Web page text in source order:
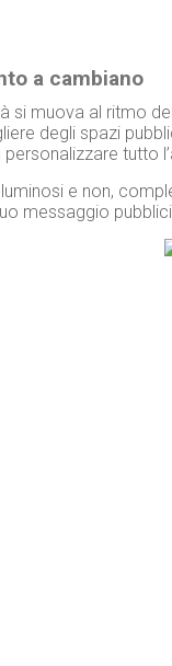
a cambiano
si muova al ritmo
degli spazi
tutto
e non,
messaggio